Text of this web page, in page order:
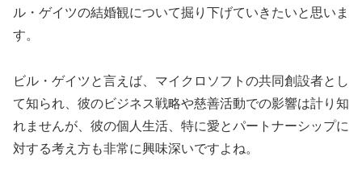
ル・ゲイツの結婚観について掘り下げていきたいと思いま
す。
ビル・ゲイツと言えば、マイクロソフトの共同創設者とし
て知られ、彼のビジネス戦略や慈善活動での影響は計り知
れませんが、彼の個人生活、特に愛とパートナーシップに
対する考え方も非常に興味深いですよね。